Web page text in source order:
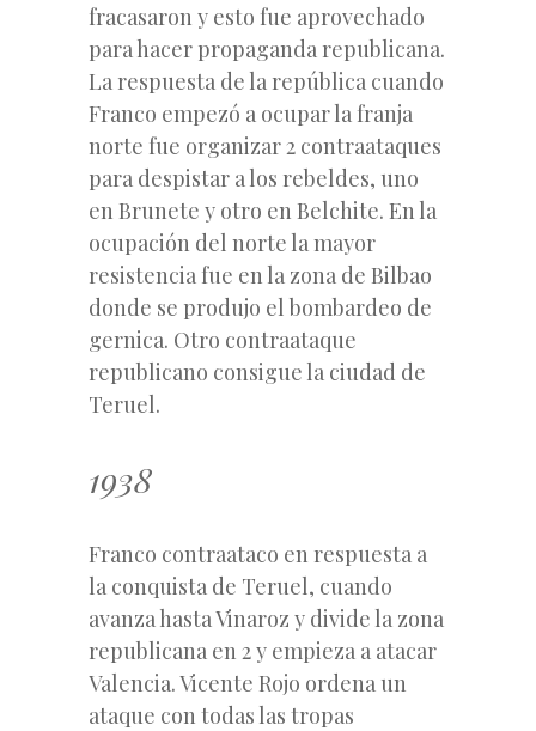
fracasaron y esto fue aprovechado
para hacer propaganda republicana.
La respuesta de la república cuando
Franco empezó a ocupar la franja
norte fue organizar 2 contraataques
para despistar a los rebeldes, uno
en Brunete y otro en Belchite. En la
ocupación del norte la mayor
resistencia fue en la zona de Bilbao
donde se produjo el bombardeo de
gernica. Otro contraataque
republicano consigue la ciudad de
Teruel.
1938
Franco contraataco en respuesta a
la conquista de Teruel, cuando
avanza hasta Vinaroz y divide la zona
republicana en 2 y empieza a atacar
Valencia. Vicente Rojo ordena un
ataque con todas las tropas